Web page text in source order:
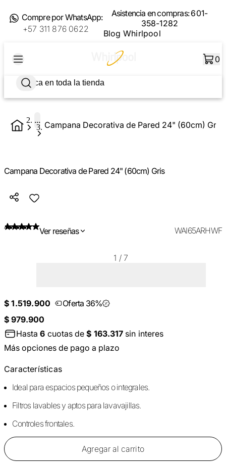
Compre por WhatsApp:
+57 311 876 0622
Asistencia en compras:601-
358-1282
Blog Whirlpool
0
... Campana Decorativa de Pared 24" (60cm) Gris
Campana Decorativa de Pared 24" (60cm) Gris
Ver reseñas WAI65ARHWF
1 / 7
$ 1.519.900
Oferta 36%
$ 979.900
Hasta6 cuotas de$ 163.317 sin interes
Más opciones de pago a plazo
Características
Ideal para espacios pequeños o integrales.
Filtros lavables y aptos para lavavajillas.
Controles frontales.
Agregar al carrito